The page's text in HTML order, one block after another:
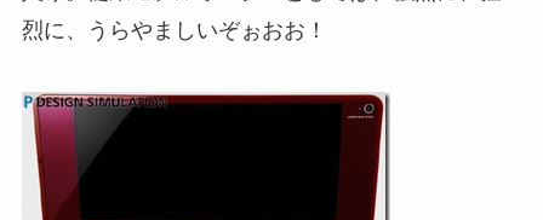
烈に、うらやましいぞぉおお！